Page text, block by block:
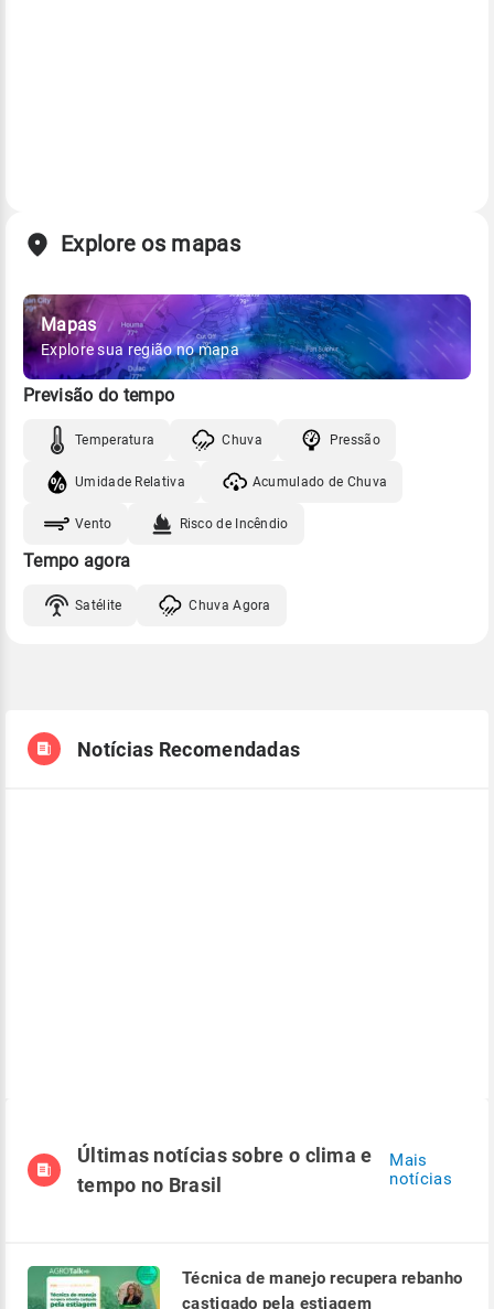
Explore os mapas
Mapas
Explore sua região no mapa
Previsão do tempo
Temperatura Chuva Pressão
Umidade Relativa Acumulado de Chuva
Vento Risco de Incêndio
Tempo agora
Satélite Chuva Agora
Notícias Recomendadas
Últimas notícias sobre o clima e
tempo no Brasil
Mais
notícias
Técnica de manejo recupera rebanho
castigado pela estiagem